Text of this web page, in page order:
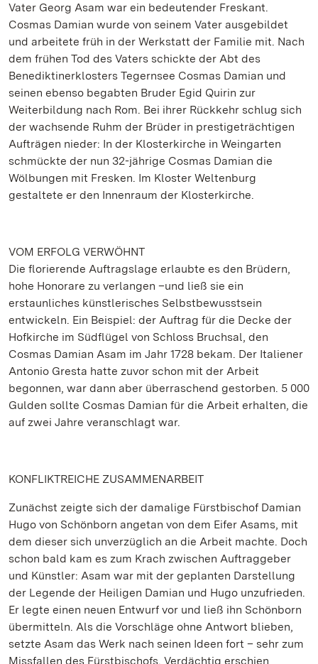
Vater Georg Asam war ein bedeutender Freskant.
Cosmas Damian wurde von seinem Vater ausgebildet
und arbeitete früh in der Werkstatt der Familie mit. Nach
dem frühen Tod des Vaters schickte der Abt des
Benediktinerklosters Tegernsee Cosmas Damian und
seinen ebenso begabten Bruder Egid Quirin zur
Weiterbildung nach Rom. Bei ihrer Rückkehr schlug sich
der wachsende Ruhm der Brüder in prestigeträchtigen
Aufträgen nieder: In der Klosterkirche in Weingarten
schmückte der nun 32-jährige Cosmas Damian die
Wölbungen mit Fresken. Im Kloster Weltenburg
gestaltete er den Innenraum der Klosterkirche.
VOM ERFOLG VERWÖHNT
Die florierende Auftragslage erlaubte es den Brüdern,
hohe Honorare zu verlangen –und ließ sie ein
erstaunliches künstlerisches Selbstbewusstsein
entwickeln. Ein Beispiel: der Auftrag für die Decke der
Hofkirche im Südflügel von Schloss Bruchsal, den
Cosmas Damian Asam im Jahr 1728 bekam. Der Italiener
Antonio Gresta hatte zuvor schon mit der Arbeit
begonnen, war dann aber überraschend gestorben. 5 000
Gulden sollte Cosmas Damian für die Arbeit erhalten, die
auf zwei Jahre veranschlagt war.
KONFLIKTREICHE ZUSAMMENARBEIT
Zunächst zeigte sich der damalige Fürstbischof Damian
Hugo von Schönborn angetan von dem Eifer Asams, mit
dem dieser sich unverzüglich an die Arbeit machte. Doch
schon bald kam es zum Krach zwischen Auftraggeber
und Künstler: Asam war mit der geplanten Darstellung
der Legende der Heiligen Damian und Hugo unzufrieden.
Er legte einen neuen Entwurf vor und ließ ihn Schönborn
übermitteln. Als die Vorschläge ohne Antwort blieben,
setzte Asam das Werk nach seinen Ideen fort – sehr zum
Missfallen des Fürstbischofs. Verdächtig erschien